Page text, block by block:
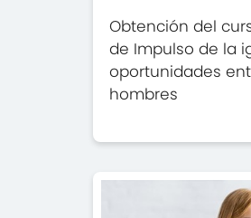
Obtención del
de Impulso de la
oportunidades
hombres